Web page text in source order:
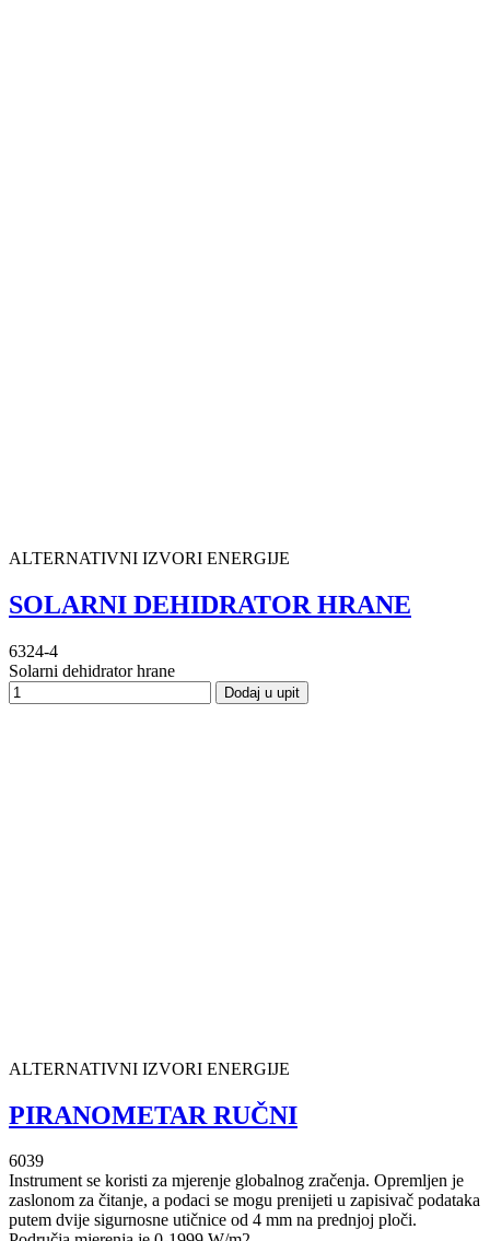
ALTERNATIVNI IZVORI ENERGIJE
SOLARNI DEHIDRATOR HRANE
6324-4
Solarni dehidrator hrane
Dodaj u upit
ALTERNATIVNI IZVORI ENERGIJE
PIRANOMETAR RUČNI
6039
Instrument se koristi za mjerenje globalnog zračenja. Opremljen je
zaslonom za čitanje, a podaci se mogu prenijeti u zapisivač podataka
putem dvije sigurnosne utičnice od 4 mm na prednjoj ploči.